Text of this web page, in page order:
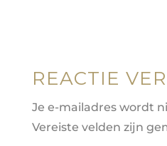
REACTIE
Je e-mailadres wordt
Vereiste velden zijn